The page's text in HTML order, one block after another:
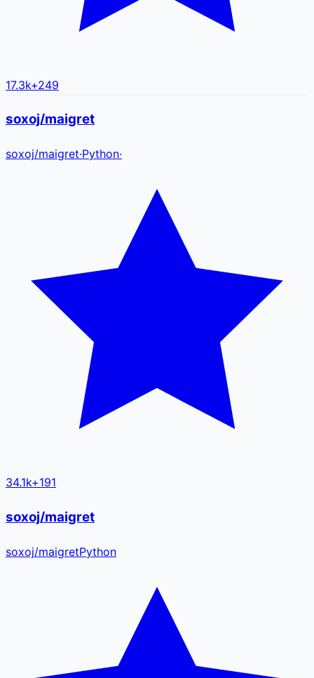
17.3k+249
soxoj/maigret
soxoj/maigret·Python·
34.1k+191
soxoj/maigret
soxoj/maigretPython